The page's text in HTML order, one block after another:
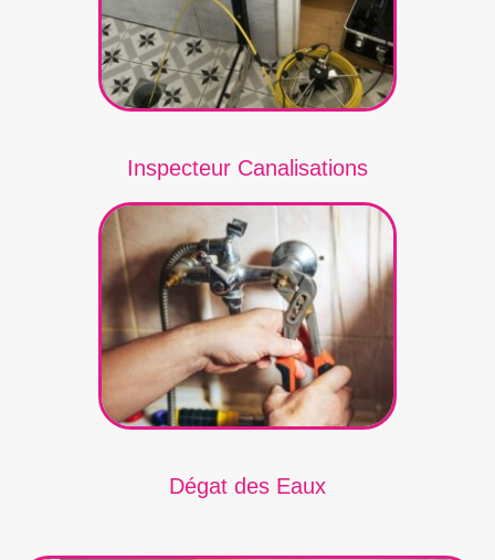
Inspecteur Canalisations
Dégat des Eaux